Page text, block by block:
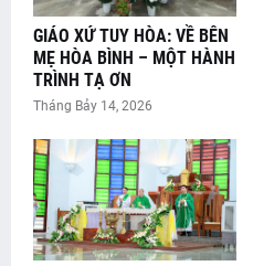
GIÁO XỨ TUY HÒA: VỀ BÊN
MẸ HÒA BÌNH – MỘT HÀNH
TRÌNH TẠ ƠN
Tháng Bảy 14, 2026